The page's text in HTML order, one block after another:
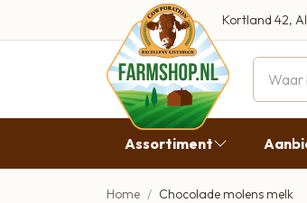
Kortland 42,
Assortiment
Home Chocolade molens melk